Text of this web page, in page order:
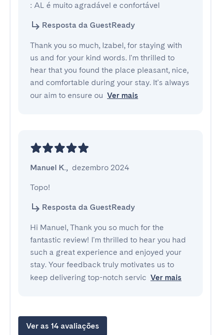
: AL é muito agradável e confortável
Resposta da GuestReady
Thank you so much, Izabel, for staying with
us and for your kind words. I'm thrilled to
hear that you found the place pleasant, nice,
and comfortable during your stay. It's always
our aim to ensure ou Ver mais
Manuel K., dezembro 2024
Topo!
Resposta da GuestReady
Hi Manuel, Thank you so much for the
fantastic review! I'm thrilled to hear you had
such a great experience and enjoyed your
stay. Your feedback truly motivates us to
keep delivering top-notch servic Ver mais
Ver as 14 avaliações